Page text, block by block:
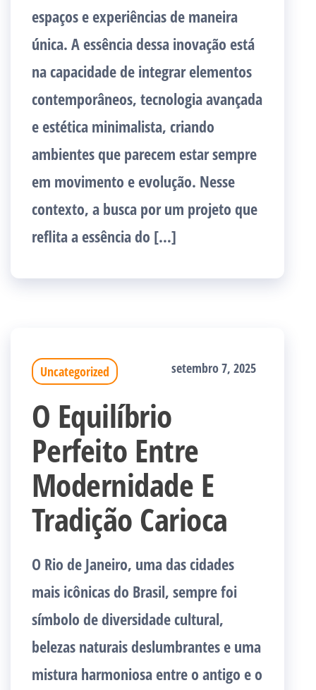
espaços e experiências de maneira
única. A essência dessa inovação está
na capacidade de integrar elementos
contemporâneos, tecnologia avançada
e estética minimalista, criando
ambientes que parecem estar sempre
em movimento e evolução. Nesse
contexto, a busca por um projeto que
reflita a essência do […]
Uncategorized setembro 7, 2025
O Equilíbrio
Perfeito Entre
Modernidade E
Tradição Carioca
O Rio de Janeiro, uma das cidades
mais icônicas do Brasil, sempre foi
símbolo de diversidade cultural,
belezas naturais deslumbrantes e uma
mistura harmoniosa entre o antigo e o